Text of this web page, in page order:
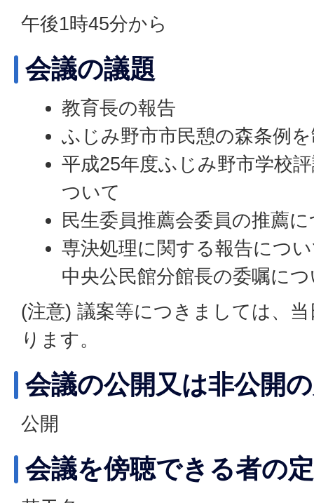
午後1時45分から
会議の議題
教育長の報告
ふじみ野市市民憩の森条例
平成25年度ふじみ野市学校
ついて
民生委員推薦会委員の推薦
専決処理に関する報告につ
中央公民館分館長の委嘱に
(注意) 議案等につきましては、
ります。
会議の公開又は非公開
公開
会議を傍聴できる者の